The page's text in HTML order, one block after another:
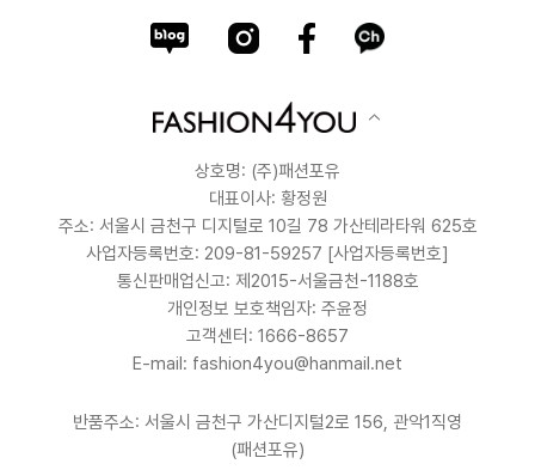
상호명: (주)패션포유
대표이사: 황정원
주소: 서울시 금천구 디지털로 10길 78 가산테라타워 625호
사업자등록번호: 209-81-59257 [사업자등록번호]
통신판매업신고: 제2015-서울금천-1188호
개인정보 보호책임자: 주윤정
고객센터: 1666-8657
E-mail: fashion4you@hanmail.net
반품주소: 서울시 금천구 가산디지털2로 156, 관악1직영
(패션포유)